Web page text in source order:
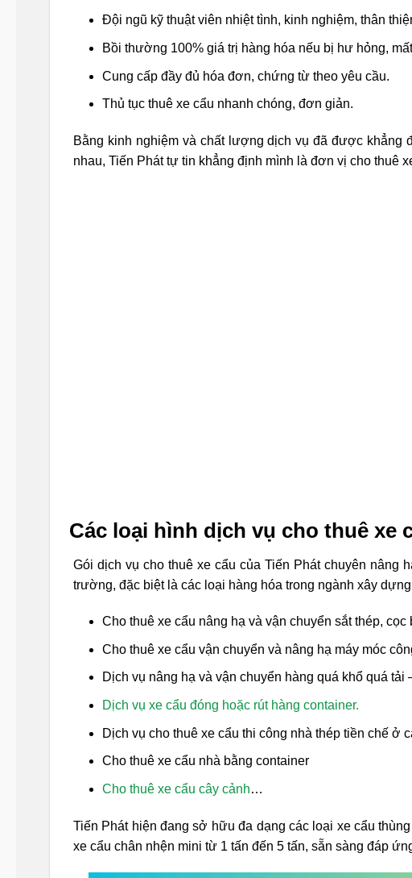
Đội ngũ kỹ thuật viên nhiệt tình, kinh nghiệm, thân
Bồi thường 100% giá trị hàng hóa nếu bị hư hỏng,
Cung cấp đầy đủ hóa đơn, chứng từ theo yêu cầu.
Thủ tục thuê xe cẩu nhanh chóng, đơn giản.
Bằng kinh nghiệm và chất lượng dịch vụ đã được
nhau, Tiến Phát tự tin khẳng định mình là đơn vị cho thuê
Các loại hình dịch vụ cho thuê xe
Gói dịch vụ cho thuê xe cẩu của Tiến Phát chuyên nâng
trường, đặc biệt là các loại hàng hóa trong ngành xây
Cho thuê xe cẩu nâng hạ và vận chuyển sắt thép, cọc
Cho thuê xe cẩu vận chuyển và nâng hạ máy móc
Dịch vụ nâng hạ và vận chuyển hàng quá khổ quá
Dịch vụ xe cẩu đóng hoặc rút hàng container.
Dịch vụ cho thuê xe cẩu thi công nhà thép tiền chế ở
Cho thuê xe cẩu nhà bằng container
Cho thuê xe cẩu cây cảnh…
Tiến Phát hiện đang sở hữu đa dạng các loại xe cẩu
xe cẩu chân nhện mini từ 1 tấn đến 5 tấn, sẵn sàng đáp